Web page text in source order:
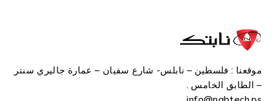
موقعنا : فلسطين – نابلس- شارع سفيان – عمارة جاليري سنتر
– الطابق الخامس .